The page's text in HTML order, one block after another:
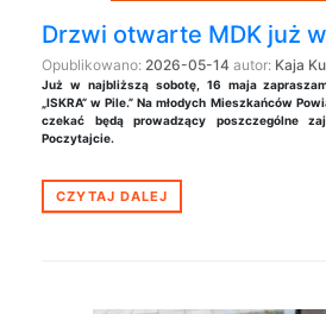
Drzwi otwarte MDK już
Opublikowano: 2026-05-14 autor: Kaja
Już w najbliższą sobotę, 16 maja
„ISKRA” w Pile.” Na młodych Mieszkańców
czekać będą prowadzący poszczególne
Poczytajcie.
CZYTAJ DALEJ